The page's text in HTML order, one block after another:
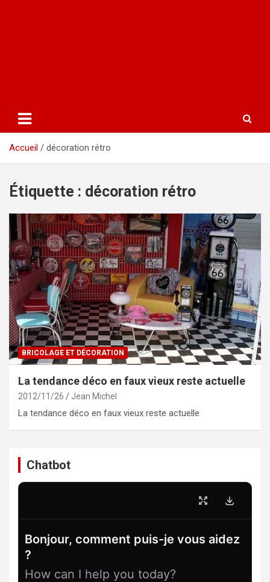
Accueil décoration rétro
Étiquette : décoration rétro
BRICOLAGE ET DÉCORATION
La tendance déco en faux vieux reste actuelle
2012/11/26 Jean Michel
La tendance déco en faux vieux reste actuelle
Chatbot
Bonjour, comment puis-je vous aidez
?
How can I help you today?